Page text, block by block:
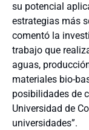
su potencial
estrategias más
comentó la
trabajo que
aguas,
materiales bio-
posibilidades de
Universidad de
universidades”.